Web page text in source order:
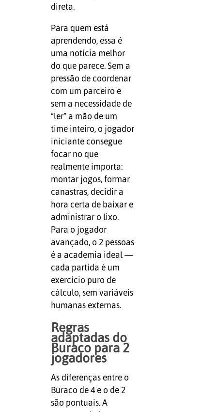
direta.
Para quem está
aprendendo, essa é
uma notícia melhor
do que parece. Sem a
pressão de coordenar
com um parceiro e
sem a necessidade de
“ler” a mão de um
time inteiro, o jogador
iniciante consegue
focar no que
realmente importa:
montar jogos, formar
canastras, decidir a
hora certa de baixar e
administrar o lixo.
Para o jogador
avançado, o 2 pessoas
é a academia ideal —
cada partida é um
exercício puro de
cálculo, sem variáveis
humanas externas.
Regras
adaptadas do
Buraco para 2
jogadores
As diferenças entre o
Buraco de 4 e o de 2
são pontuais. A